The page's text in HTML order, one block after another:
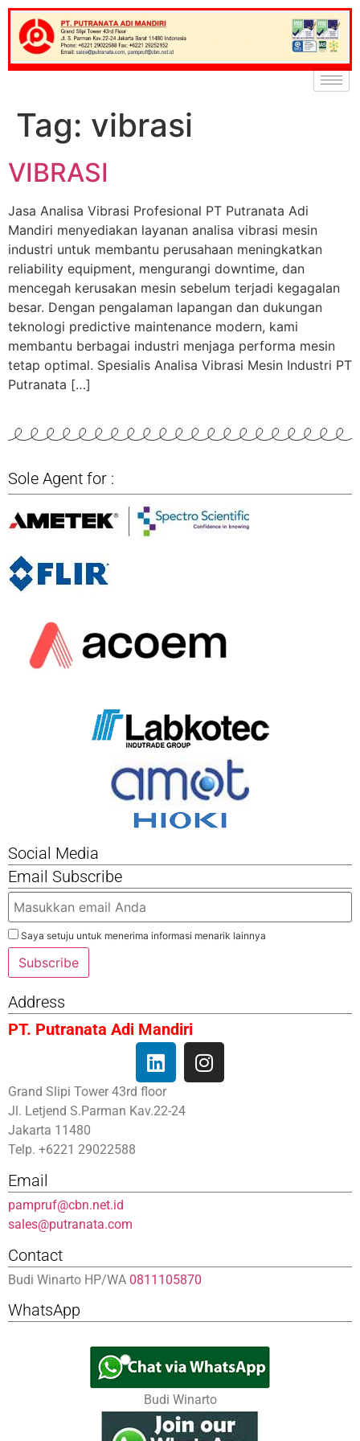
Tag: vibrasi
VIBRASI
Jasa Analisa Vibrasi Profesional PT Putranata Adi
Mandiri menyediakan layanan analisa vibrasi mesin
industri untuk membantu perusahaan meningkatkan
reliability equipment, mengurangi downtime, dan
mencegah kerusakan mesin sebelum terjadi kegagalan
besar. Dengan pengalaman lapangan dan dukungan
teknologi predictive maintenance modern, kami
membantu berbagai industri menjaga performa mesin
tetap optimal. Spesialis Analisa Vibrasi Mesin Industri PT
Putranata […]
Sole Agent for :
Social Media
Email Subscribe
Saya setuju untuk menerima informasi menarik lainnya
Subscribe
Address
PT. Putranata Adi Mandiri
Grand Slipi Tower 43rd floor
Jl. Letjend S.Parman Kav.22-24
Jakarta 11480
Telp. +6221 29022588
Email
pampruf@cbn.net.id
sales@putranata.com
Contact
Budi Winarto HP/WA 0811105870
WhatsApp
Budi Winarto